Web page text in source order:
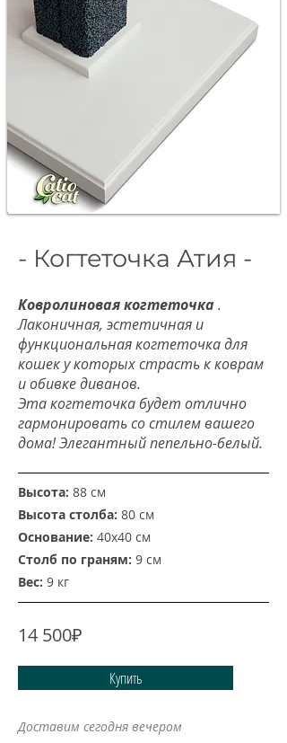
Высота: 88 см
Высота столба: 80 см
Основание: 40x40 см
Столб по граням: 9 см
Вес: 9 кг
14 500₽
Купить
- Когтеточка Атия -
Ковролиновая когтеточка.
Лаконичная, эстетичная и
функциональная когтеточка для
кошек у которых страсть к коврам
и обивке диванов.
Эта когтеточка будет отлично
гармонировать со стилем вашего
дома! Элегантный пепельно-белый.
Доставим сегодня вечером